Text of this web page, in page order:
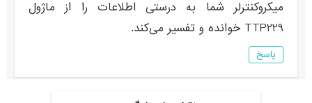
میکروکنترلر شما به درستی اطلاعات را از ماژول
TTP229 خوانده و تفسیر می‌کند.
پاسخ